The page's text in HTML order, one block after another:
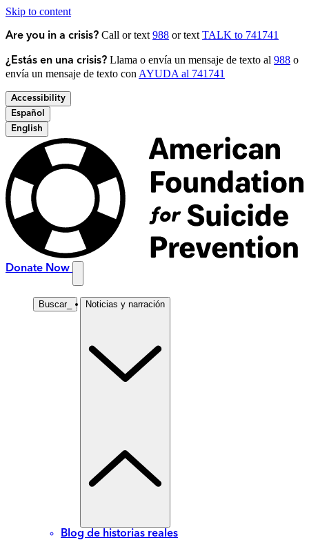
Skip to content
Are you in a crisis? Call or text 988 or text TALK to 741741
¿Estás en una crisis? Llama o envía un mensaje de texto al 988 o
envía un mensaje de texto con AYUDA al 741741
Accessibility
Español
English
Donate Now
Buscar_ Noticias y narración
Blog de historias reales